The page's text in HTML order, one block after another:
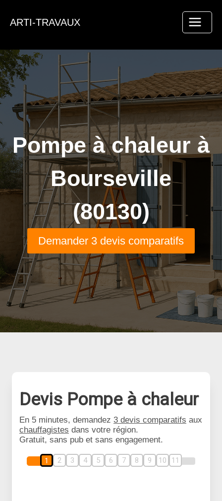
ARTI-TRAVAUX
Pompe à chaleur à
Bourseville
(80130)
Demander 3 devis comparatifs
Devis Pompe à chaleur
En 5 minutes, demandez 3 devis comparatifs aux
chauffagistes dans votre région.
Gratuit, sans pub et sans engagement.
1 2 3 4 5 6 7 8 9 10 11